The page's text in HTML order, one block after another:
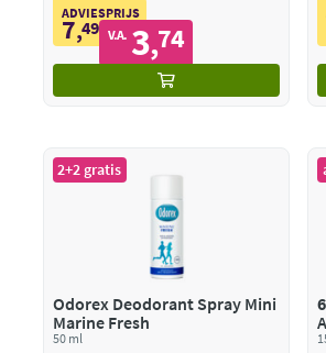
ADVIESPRIJS
7,49 V.A. 3,74
2+2 gratis
Odorex Deodorant Spray Mini
Marine Fresh
50 ml